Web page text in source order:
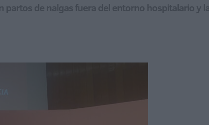
partos de nalgas fuera del entorno hospitalario y